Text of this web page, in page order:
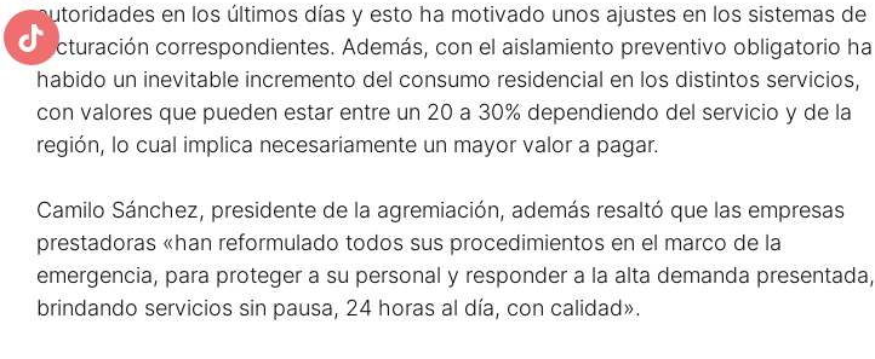
autoridades en los últimos días y esto ha motivado unos ajustes en los sistemas de
facturación correspondientes. Además, con el aislamiento preventivo obligatorio ha
habido un inevitable incremento del consumo residencial en los distintos servicios,
con valores que pueden estar entre un 20 a 30% dependiendo del servicio y de la
región, lo cual implica necesariamente un mayor valor a pagar.
Camilo Sánchez, presidente de la agremiación, además resaltó que las empresas
prestadoras «han reformulado todos sus procedimientos en el marco de la
emergencia, para proteger a su personal y responder a la alta demanda presentada,
brindando servicios sin pausa, 24 horas al día, con calidad».